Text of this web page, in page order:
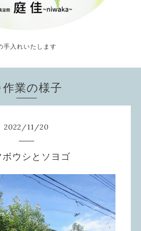
の手入れいたします
作業の様子
2022/11/20
ボウシとソヨゴ